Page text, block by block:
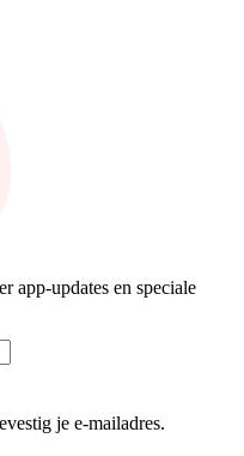
app-updates en speciale
je e-mailadres.